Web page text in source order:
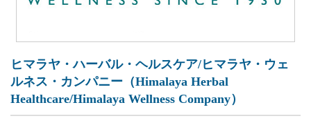
ヒマラヤ・ハーバル・ヘルスケア/ヒマラヤ・ウェ
ルネス・カンパニー（Himalaya Herbal
Healthcare/Himalaya Wellness Company）